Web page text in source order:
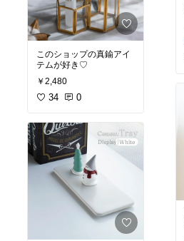
このショップの真鍮アイ
テムが好き♡
￥2,480
34 0